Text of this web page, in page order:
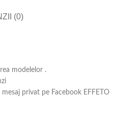
(0)
modelelor .
privat pe Facebook EFFETO